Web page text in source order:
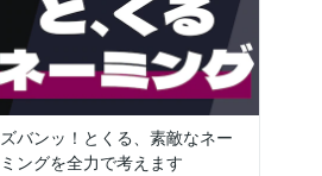
ズバンッ！とくる、素敵なネー
ミングを全力で考えます